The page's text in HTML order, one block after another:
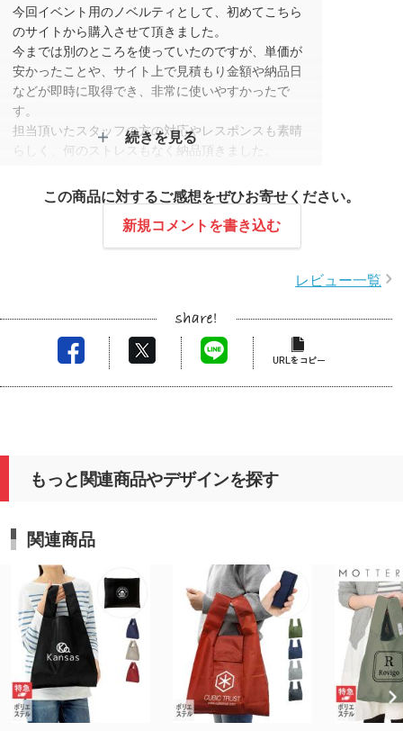
今回イベント用のノベルティとして、初めてこちら
のサイトから購入させて頂きました。
今までは別のところを使っていたのですが、単価が
安かったことや、サイト上で見積もり金額や納品日
などが即時に取得でき、非常に使いやすかったで
す。
担当頂いたスタッフの方の対応やレスポンスも素晴
らしく、何のストレスもなく納品頂きました。
たです。
次回もまたお願いしようと考えています。
続きを見る
この商品に対するご感想をぜひお寄せください。
新規コメントを書き込む
レビュー一覧
もっと関連商品やデザインを探す
関連商品